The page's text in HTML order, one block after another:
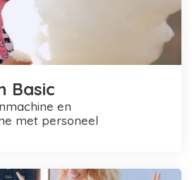
Basic
met personeel